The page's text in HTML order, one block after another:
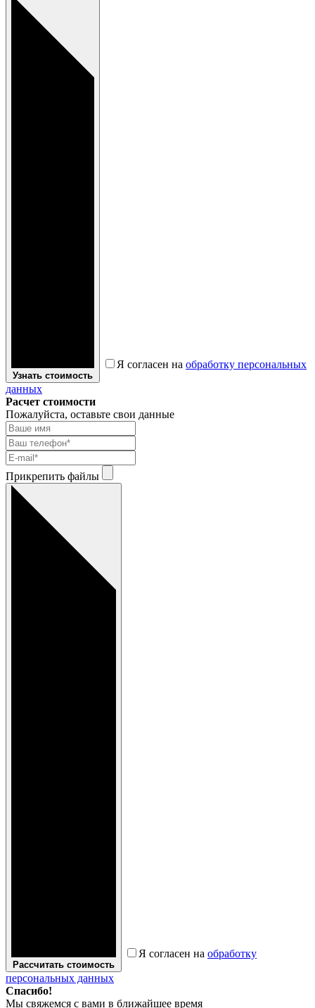
Узнать стоимость
Я согласен на обработку персональных
данных
Расчет стоимости
Пожалуйста, оставьте свои данные
Прикрепить файлы
Рассчитать стоимость
Я согласен на обработку
персональных данных
Спасибо!
Мы свяжемся с вами в ближайшее время